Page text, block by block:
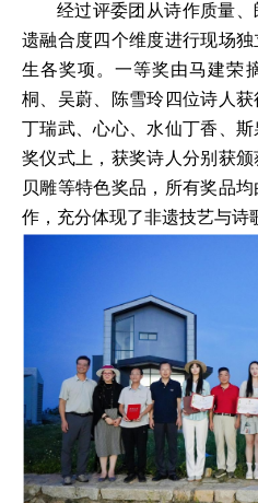
经过评委团从诗作质量
遗融合度四个维度进行现场
生各奖项。一等奖由马建荣
桐、吴蔚、陈雪玲四位诗人获
丁瑞武、心心、水仙丁香、
奖仪式上，获奖诗人分别获颁
贝雕等特色奖品，所有奖品
作，充分体现了非遗技艺与诗